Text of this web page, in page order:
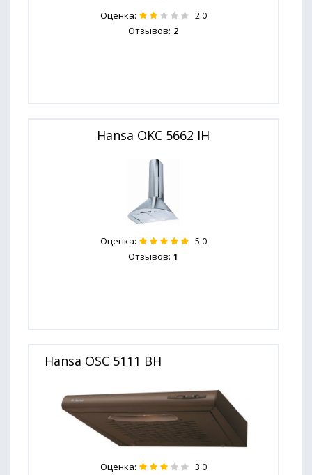
Оценка: 2.0
Отзывов: 2
Hansa OKC 5662 IH
Оценка: 5.0
Отзывов: 1
Hansa OSC 5111 BH
Оценка: 3.0